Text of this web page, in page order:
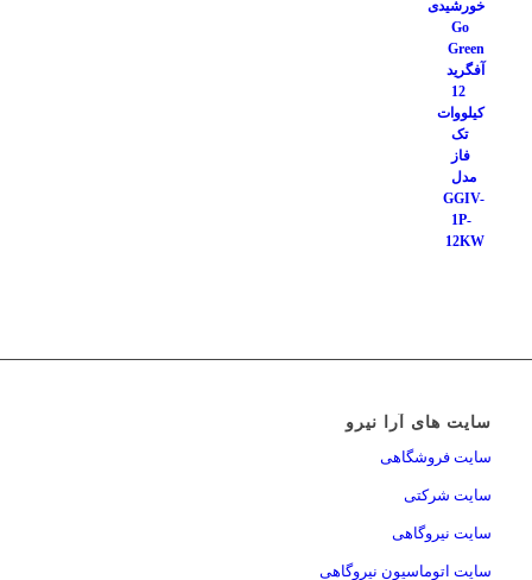
سایت های آرا نیرو
سایت فروشگاهی
سایت شرکتی
سایت نیروگاهی
سایت اتوماسیون نیروگاهی